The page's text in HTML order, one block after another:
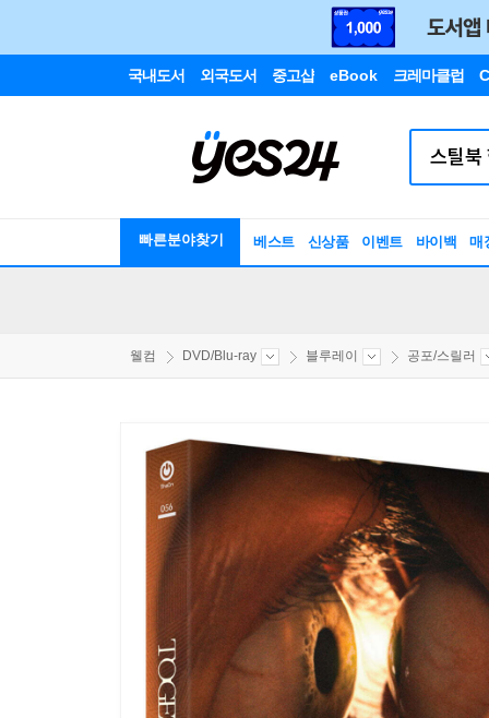
국내도서 외국도서 중고샵 eBook 크레마클럽
빠른분야찾기 베스트 신상품 이벤트 바이백 매
웰컴 DVD/Blu-ray 블루레이 공포/스릴러